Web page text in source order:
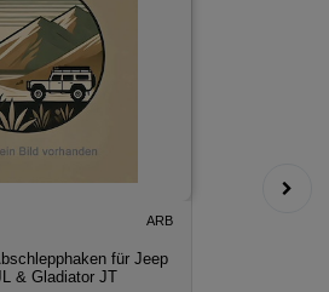
ARB
für Jeep
& Gladiator JT